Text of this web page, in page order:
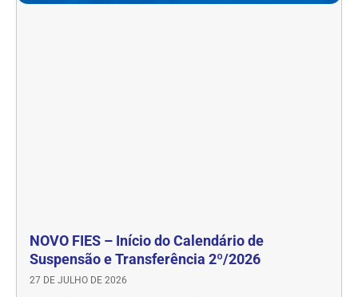
NOVO FIES – Início do Calendário de
Suspensão e Transferência 2º/2026
27 DE JULHO DE 2026